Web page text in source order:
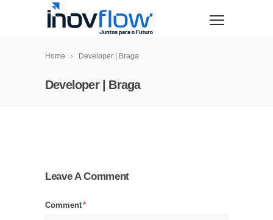
Home Developer | Braga
Developer | Braga
Leave A Comment
Comment*